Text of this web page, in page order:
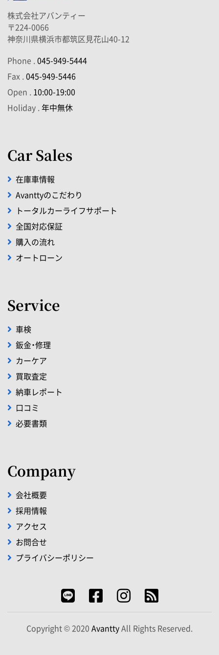
株式会社アバンティー
〒224-0066
神奈川県横浜市都筑区見花山40-12
Phone .045-949-5444
Fax .045-949-5446
Open . 10:00-19:00
Holiday .年中無休
Car Sales
在庫車情報
Avanttyのこだわり
トータルカーライフサポート
全国対応保証
購入の流れ
オートローン
Service
車検
鈑金・修理
カーケア
買取査定
納車レポート
口コミ
必要書類
Company
会社概要
採用情報
アクセス
お問合せ
プライバシーポリシー
Copyright © 2020 AvanttyAll Rights Reserved.